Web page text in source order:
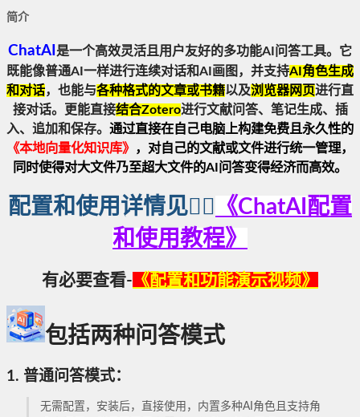
简介
ChatAI 是一个高效灵活且用户友好的多功能AI问答工具。它
既能像普通AI一样进行连续对话和AI画图，并支持AI角色生成
和对话，也能与各种格式的文章或书籍以及浏览器网页进行直
接对话。
更能直接结合Zotero进行文献问答、笔记生成、插
入、追加和保存。 通过直接在自己电脑上构建免费且永久性的
《本地向量化知识库》 ，对自己的文献或文件进行统一管理，
同时使得对大文件乃至超大文件的AI问答变得经济而高效。
配置和使用详情见👉🏻
《ChatAI配置
和使用教程》
有必要查看- 《配置和功能演示视频》
包括两种问答模式
1. 普通问答模式：
无需配置，安装后，直接使用，内置多种AI角色且支持角